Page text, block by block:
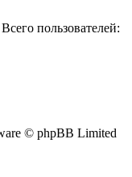
Всего пользователей:
© phpBB Limited